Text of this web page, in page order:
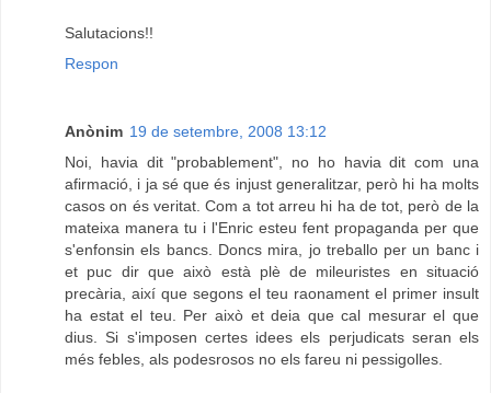
Salutacions!!
Respon
Anònim 19 de setembre, 2008 13:12
Noi, havia dit "probablement", no ho havia dit com una
afirmació, i ja sé que és injust generalitzar, però hi ha molts
casos on és veritat. Com a tot arreu hi ha de tot, però de la
mateixa manera tu i l'Enric esteu fent propaganda per que
s'enfonsin els bancs. Doncs mira, jo treballo per un banc i
et puc dir que això està plè de mileuristes en situació
precària, així que segons el teu raonament el primer insult
ha estat el teu. Per això et deia que cal mesurar el que
dius. Si s'imposen certes idees els perjudicats seran els
més febles, als podesrosos no els fareu ni pessigolles.